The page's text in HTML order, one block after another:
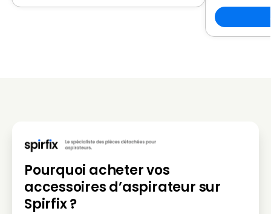
Pourquoi acheter vos
accessoires d’aspirateur sur
Spirfix ?